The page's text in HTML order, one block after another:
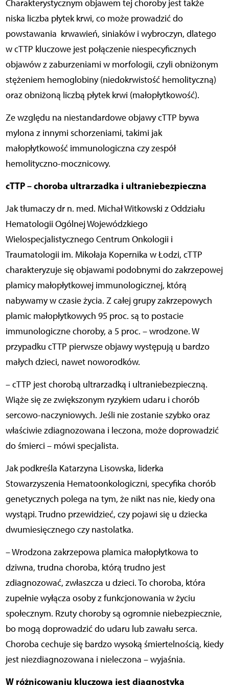
Charakterystycznym objawem tej choroby jest także
niska liczba płytek krwi, co może prowadzić do
powstawania krwawień, siniaków i wybroczyn, dlatego
w cTTP kluczowe jest połączenie niespecyficznych
objawów z zaburzeniami w morfologii, czyli obniżonym
stężeniem hemoglobiny (niedokrwistość hemolityczną)
oraz obniżoną liczbą płytek krwi (małopłytkowość).
Ze względu na niestandardowe objawy cTTP bywa
mylona z innymi schorzeniami, takimi jak
małopłytkowość immunologiczna czy zespół
hemolityczno-mocznicowy.
cTTP – choroba ultrarzadka i ultraniebezpieczna
Jak tłumaczy dr n. med. Michał Witkowski z Oddziału
Hematologii Ogólnej Wojewódzkiego
Wielospecjalistycznego Centrum Onkologii i
Traumatologii im. Mikołaja Kopernika w Łodzi, cTTP
charakteryzuje się objawami podobnymi do zakrzepowej
plamicy małopłytkowej immunologicznej, którą
nabywamy w czasie życia. Z całej grupy zakrzepowych
plamic małopłytkowych 95 proc. są to postacie
immunologiczne choroby, a 5 proc. – wrodzone. W
przypadku cTTP pierwsze objawy występują u bardzo
małych dzieci, nawet noworodków.
– cTTP jest chorobą ultrarzadką i ultraniebezpieczną.
Wiąże się ze zwiększonym ryzykiem udaru i chorób
sercowo-naczyniowych. Jeśli nie zostanie szybko oraz
właściwie zdiagnozowana i leczona, może doprowadzić
do śmierci – mówi specjalista.
Jak podkreśla Katarzyna Lisowska, liderka
Stowarzyszenia Hematoonkologiczni, specyfika chorób
genetycznych polega na tym, że nikt nas nie, kiedy ona
wystąpi. Trudno przewidzieć, czy pojawi się u dziecka
dwumiesięcznego czy nastolatka.
– Wrodzona zakrzepowa plamica małopłytkowa to
dziwna, trudna choroba, którą trudno jest
zdiagnozować, zwłaszcza u dzieci. To choroba, która
zupełnie wyłącza osoby z funkcjonowania w życiu
społecznym. Rzuty choroby są ogromnie niebezpiecznie,
bo mogą doprowadzić do udaru lub zawału serca.
Choroba cechuje się bardzo wysoką śmiertelnością, kiedy
jest niezdiagnozowana i nieleczona – wyjaśnia.
W różnicowaniu kluczowa jest diagnostyka